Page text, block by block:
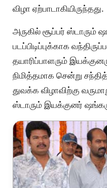
விழா ஏற்பாடாகியிருந்தது.
அருகில் சூப்பர் ஸ்டாரும்
படப்பிடிப்புக்காக
தயாரிப்பாளரும்
நிமித்தமாக சென்று
துவக்க விழாவிற்கு
ஸ்டாரும் இயக்குனர்